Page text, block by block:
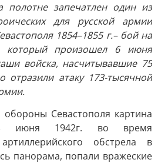
полотне запечатлен один из
для русской армии
1854–1855 г.– бой на
который произошел 6 июня
войска, насчитывавшие 75
отразили атаку 173-тысячной
Севастополя картина
июня 1942г. во время
обстрела в
панорама, попали вражеские